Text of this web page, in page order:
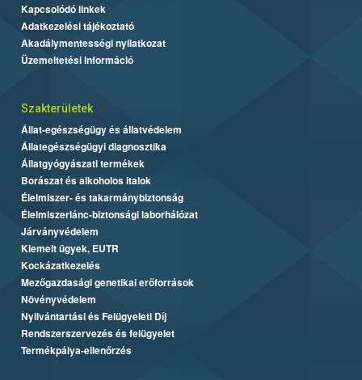
Kapcsolódó linkek
Adatkezelési tájékoztató
Akadálymentességi nyilatkozat
Üzemeltetési információ
Szakterületek
Állat-egészségügy és állatvédelem
Állategészségügyi diagnosztika
Állatgyógyászati termékek
Borászat és alkoholos italok
Élelmiszer- és takarmánybiztonság
Élelmiszerlánc-biztonsági laborhálózat
Járványvédelem
Kiemelt ügyek, EUTR
Kockázatkezelés
Mezőgazdasági genetikai erőforrások
Növényvédelem
Nyilvántartási és Felügyeleti Díj
Rendszerszervezés és felügyelet
Termékpálya-ellenőrzés